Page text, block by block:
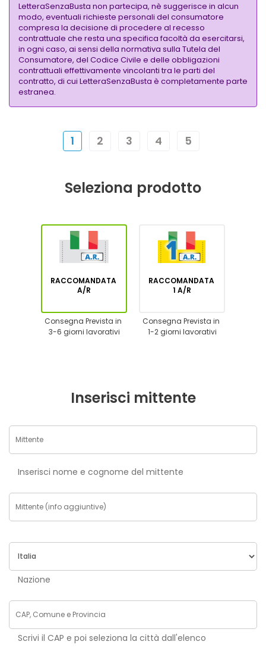
LetteraSenzaBusta non partecipa, nè suggerisce in alcun
modo, eventuali richieste personali del consumatore
compresa la decisione di procedere al recesso
contrattuale che resta una specifica facoltà da esercitarsi,
in ogni caso, ai sensi della normativa sulla Tutela del
Consumatore, del Codice Civile e delle obbligazioni
contrattuali effettivamente vincolanti tra le parti del
contratto, di cui LetteraSenzaBusta è completamente parte
estranea.
1 2 3 4 5
Seleziona prodotto
RACCOMANDATA
A/R
Consegna Prevista in
3-6 giorni lavorativi
RACCOMANDATA
1 A/R
Consegna Prevista in
1-2 giorni lavorativi
Inserisci mittente
Inserisci nome e cognome del mittente
Nazione
Scrivi il CAP e poi seleziona la città dall'elenco